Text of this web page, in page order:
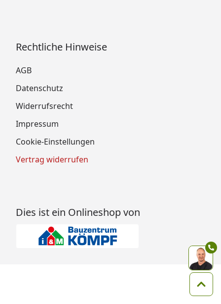
Rechtliche Hinweise
AGB
Datenschutz
Widerrufsrecht
Impressum
Cookie-Einstellungen
Vertrag widerrufen
Dies ist ein Onlineshop von